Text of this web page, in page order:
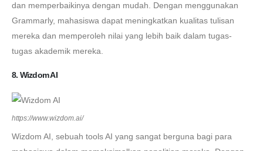
dan memperbaikinya dengan mudah. Dengan menggunakan
Grammarly, mahasiswa dapat meningkatkan kualitas tulisan
mereka dan memperoleh nilai yang lebih baik dalam tugas-
tugas akademik mereka.
8. Wizdom AI
https://www.wizdom.ai/
Wizdom AI, sebuah tools AI yang sangat berguna bagi para